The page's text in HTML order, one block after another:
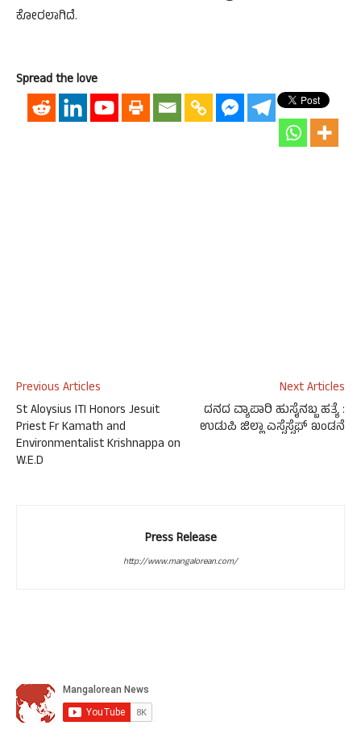
ಕೋರಲಾಗಿದೆ.
Spread the love
Previous Articles
St Aloysius ITI Honors Jesuit
Priest Fr Kamath and
Environmentalist Krishnappa on
W.E.D
Next Articles
ದನದ ವ್ಯಾಪಾರಿ ಹುಸೈನಬ್ಬ ಹತ್ಯೆ :
ಉಡುಪಿ ಜಿಲ್ಲಾ ಎಸ್ಸೆಸ್ಸೆಫ್ ಖಂಡನೆ
Press Release
http://www.mangalorean.com/